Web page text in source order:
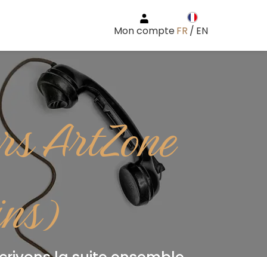
Mon compteFR / EN
ArtZone